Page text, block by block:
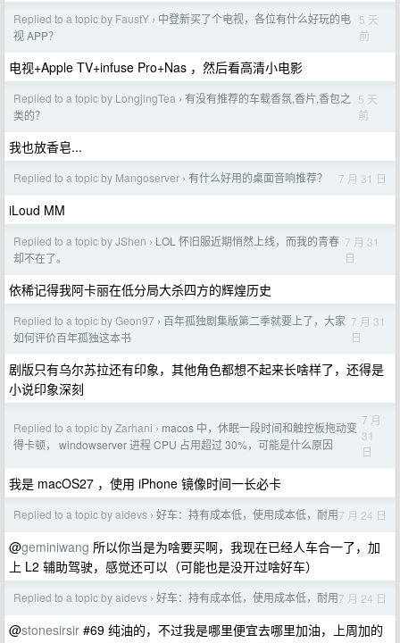
Replied to a topic by FaustY › 中登新买了个电视，各位有什么好玩的电
视 APP？
5 天
前
电视+Apple TV+infuse Pro+Nas ，然后看高清小电影
Replied to a topic by LongjingTea › 有没有推荐的车载香氛,香片,香包之
类的？
5 天
前
我也放香皂...
Replied to a topic by Mangoserver › 有什么好用的桌面音响推荐？ 7 月 31 日
iLoud MM
Replied to a topic by JShen › LOL 怀旧服近期悄然上线，而我的青春
却不在了。
7 月 31
日
依稀记得我阿卡丽在低分局大杀四方的辉煌历史
Replied to a topic by Geon97 › 百年孤独剧集版第二季就要上了，大家
如何评价百年孤独这本书
7 月 31
日
剧版只有乌尔苏拉还有印象，其他角色都想不起来长啥样了，还得是
小说印象深刻
Replied to a topic by Zarhani › macos 中，休眠一段时间和触控板拖动变
得卡顿， windowserver 进程 CPU 占用超过 30%，可能是什么原因
7 月
31
日
我是 macOS27 ，使用 iPhone 镜像时间一长必卡
Replied to a topic by aidevs › 好车：持有成本低，使用成本低，耐用7 月 24 日
@geminiwang 所以你当是为啥要买啊，我现在已经人车合一了，加
上 L2 辅助驾驶，感觉还可以（可能也是没开过啥好车）
Replied to a topic by aidevs › 好车：持有成本低，使用成本低，耐用7 月 24 日
@stonesirsir #69 纯油的，不过我是哪里便宜去哪里加油，上周加的